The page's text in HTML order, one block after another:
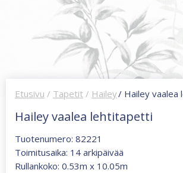
Etusivu / Tapetit / Hailey/ Hailey vaalea
Hailey vaalea lehtitapetti
Tuotenumero: 82221
Toimitusaika: 14 arkipäivää
Rullankoko: 0.53m x 10.05m